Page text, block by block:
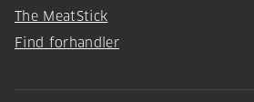
The MeatStick
Find forhandler